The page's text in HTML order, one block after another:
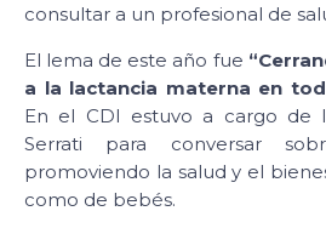
consultar a un profesional de
El lema de este año fue
a la lactancia materna en
En el CDI estuvo a cargo de
Serrati para conversar
promoviendo la salud y el
como de bebés.